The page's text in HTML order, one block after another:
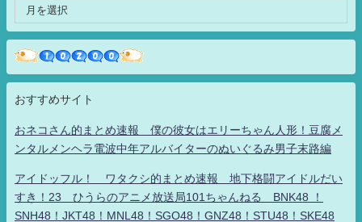
おすすめサイト
おネコさん的まとめ速報 僕の彼女はエリーちゃん人形！豆腐メ
ンタルメンヘラ電波中年アルバイターのぬいぐるみ男子末路編
アイドッフル！ ワタクシ的まとめ速報 地下格闘アイドルだい
すき！23 ひうらのアニメ放送局101ちゃんねる BNK48 ！
SNH48！JKT48！MNL48！SGO48！GNZ48！STU48！SKE48